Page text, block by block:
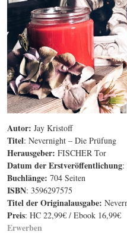
Autor: Jay Kristoff
Titel: Nevernight – Die Prüfung
Herausgeber: FISCHER Tor
Datum der Erstveröffentlichung:
Buchlänge: 704 Seiten
ISBN: 3596297575
Titel der Originalausgabe:
Preis: HC 22,99€ / Ebook 16,99€
Erwerben